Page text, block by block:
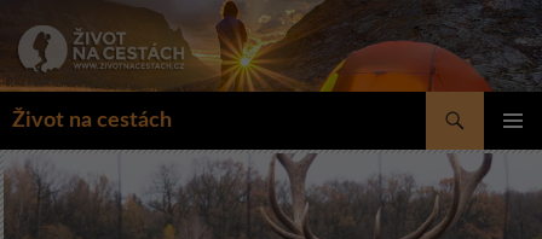
obsahu
Život na cestách
Hledat
MENU